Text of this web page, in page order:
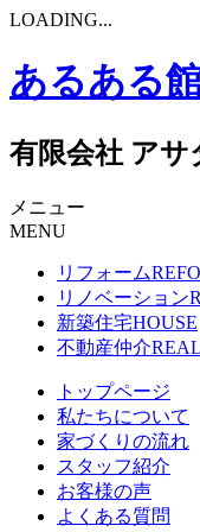
LOADING...
あるある
有限会社 アサ
メニュー
MENU
リフォーム
リノベーション
新築住宅HOUSE
不動産仲介
トップページ
私たちについて
家づくりの流れ
スタッフ紹介
お客様の声
よくある質問